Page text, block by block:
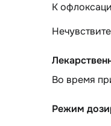
К
Во время
Режим